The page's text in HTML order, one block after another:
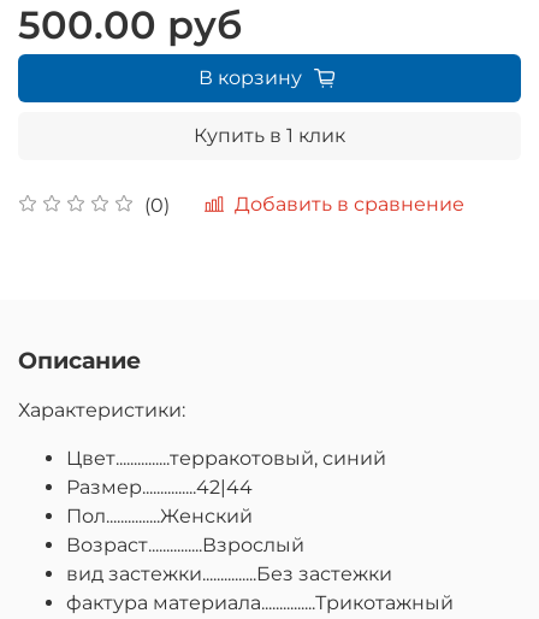
(0) Добавить в сравнение
500.00 руб
В корзину
Купить в 1 клик
Описание
Характеристики:
Цвет...............терракотовый, синий
Размер...............42|44
Пол...............Женский
Возраст...............Взрослый
вид застежки...............Без застежки
фактура материала...............Трикотажный